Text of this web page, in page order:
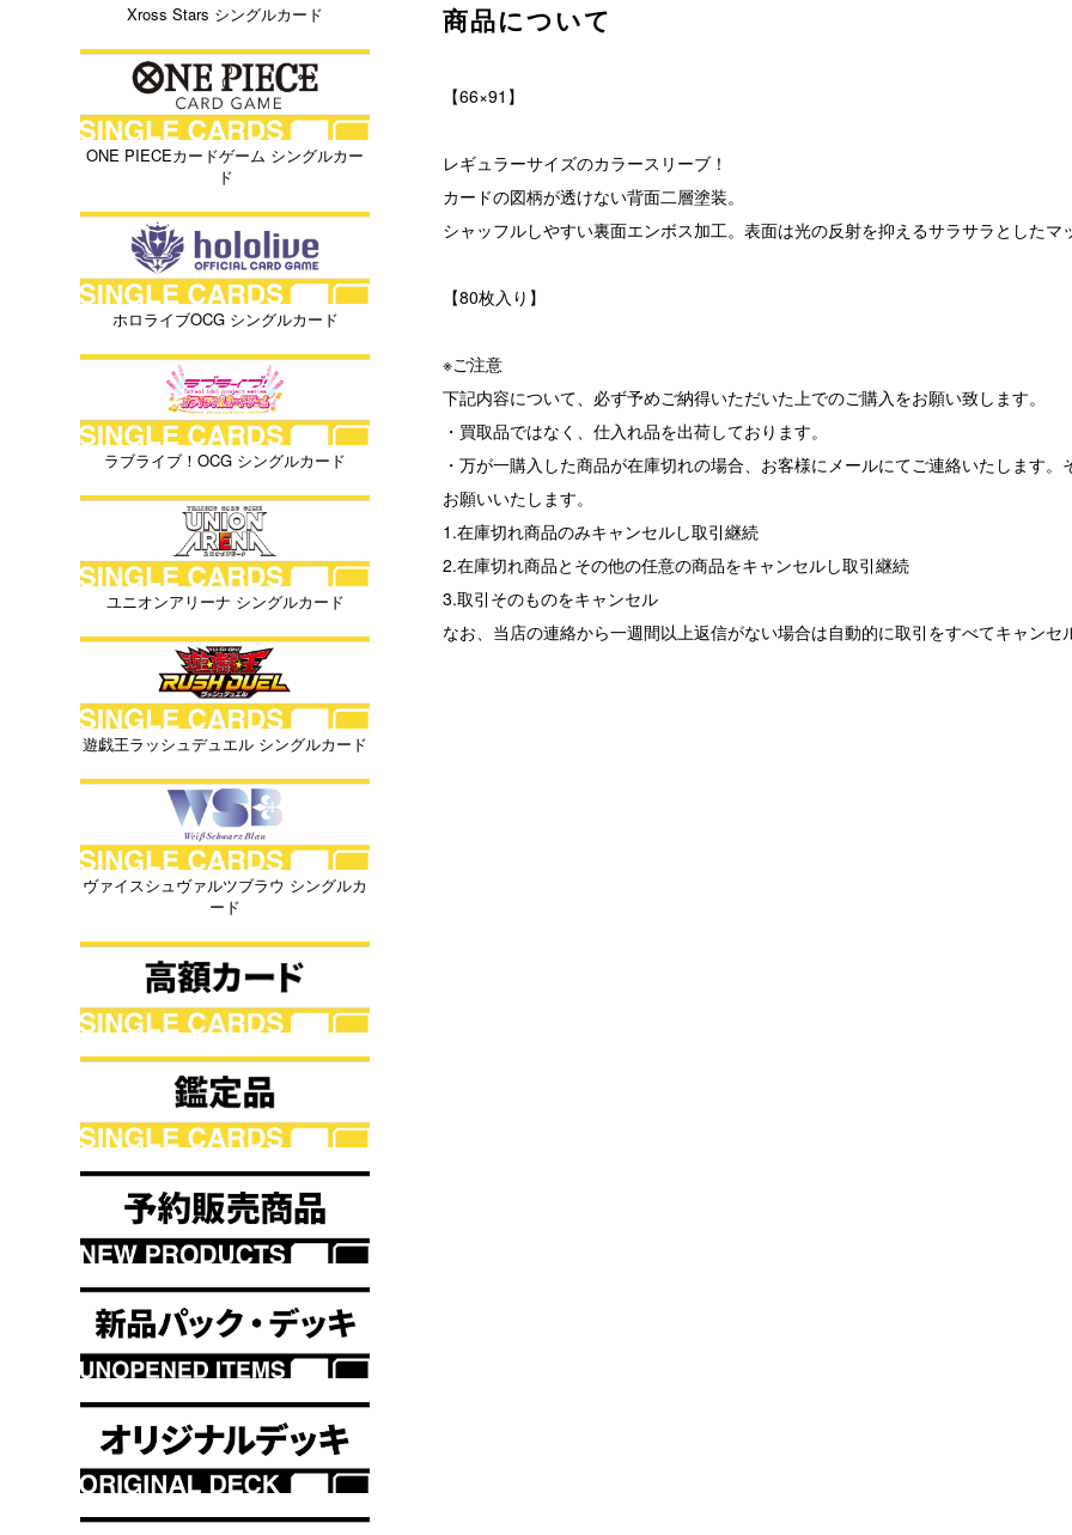
商品について
【66×91】
レギュラーサイズのカラースリーブ！
カードの図柄が透けない背面二層塗装。
シャッフルしやすい裏面エンボス加工。表面は光の反射を抑えるサラサラとしたマ
【80枚入り】
※ご注意
下記内容について、必ず予めご納得いただいた上でのご購入をお願い致します。
・買取品ではなく、仕入れ品を出荷しております。
・万が一購入した商品が在庫切れの場合、お客様にメールにてご連絡いたします
お願いいたします。
1.在庫切れ商品のみキャンセルし取引継続
2.在庫切れ商品とその他の任意の商品をキャンセルし取引継続
3.取引そのものをキャンセル
なお、当店の連絡から一週間以上返信がない場合は自動的に取引をすべてキャンセ
Xross Stars シングルカード
ONE PIECEカードゲーム シングルカー
ド
ホロライブOCG シングルカード
ラブライブ！OCG シングルカード
ユニオンアリーナ シングルカード
遊戯王ラッシュデュエル シングルカード
ヴァイスシュヴァルツブラウ シングルカ
ード